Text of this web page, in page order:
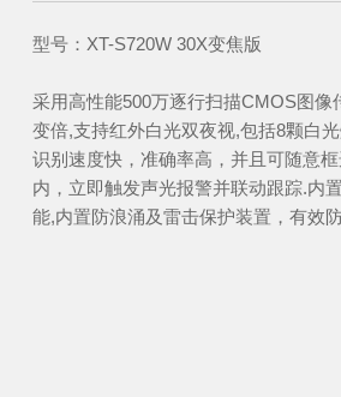
型号：XT-S720W 30X变焦版
采用高性能500万逐行扫描CMOS图
变倍,支持红外白光双夜视,包括8颗白
识别速度快，准确率高，并且可随意
内，立即触发声光报警并联动跟踪.内
能,内置防浪涌及雷击保护装置，有效